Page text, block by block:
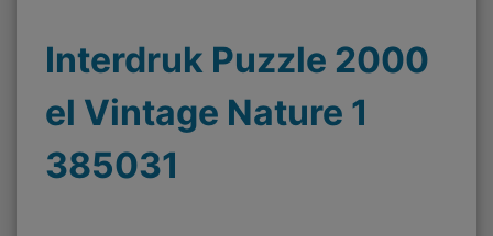
Interdruk Puzzle 2000
el Vintage Nature 1
385031